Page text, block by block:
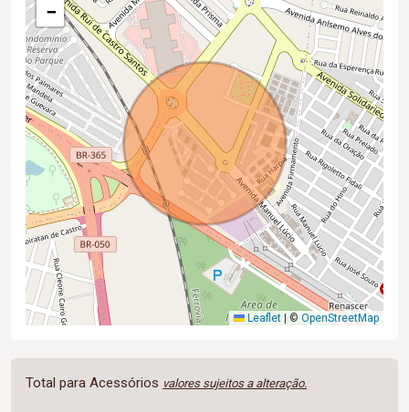
−
Leaflet © OpenStreetMap
Total para Acessórios valores sujeitos a alteração.